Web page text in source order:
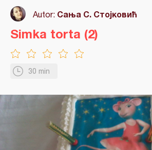
Autor: Сања С. Стојковић
30 min
Simka torta (2)